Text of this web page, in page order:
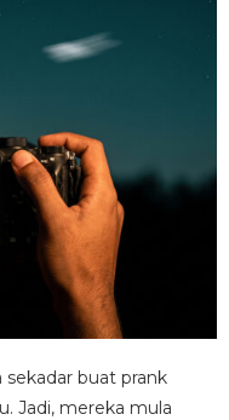
sekadar buat prank
Jadi, mereka mula